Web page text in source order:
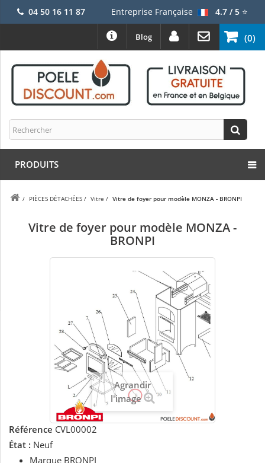
04 50 16 11 87 Entreprise Française 4.7 / 5⭐
(0)
Blog
PRODUITS
/ PIÈCES DÉTACHÉES / Vitre / Vitre de foyer pour modèle MONZA - BRONPI
Vitre de foyer pour modèle MONZA -
BRONPI
Agrandir
l'image
Référence CVL00002
État : Neuf
Marque BRONPI